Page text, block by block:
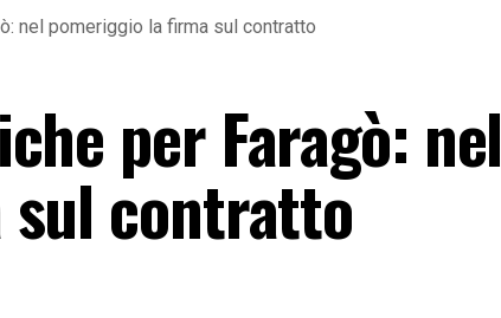
nel pomeriggio la firma sul contratto
per Faragò: nel
contratto